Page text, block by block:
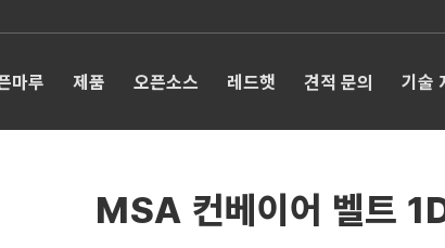
마루 제품 오픈소스 레드햇 견적 문의 기술
MSA 컨베이어 벨트